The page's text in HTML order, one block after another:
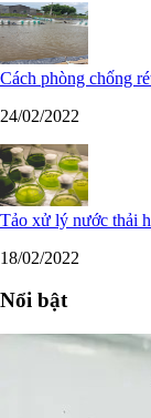
Cách phòng chống
24/02/2022
Tảo xử lý nước thải
18/02/2022
Nổi bật